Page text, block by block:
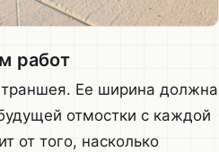
работ
Ее ширина должна
отмостки с каждой
от того, насколько